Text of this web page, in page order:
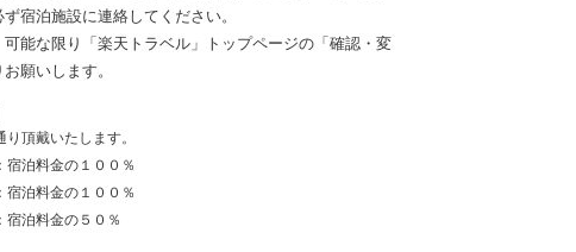
宿泊施設に連絡してください。
能な限り「楽天トラベル」トップページの「確認・変
願いします。
頂戴いたします。
宿泊料金の１００％
宿泊料金の１００％
宿泊料金の５０％